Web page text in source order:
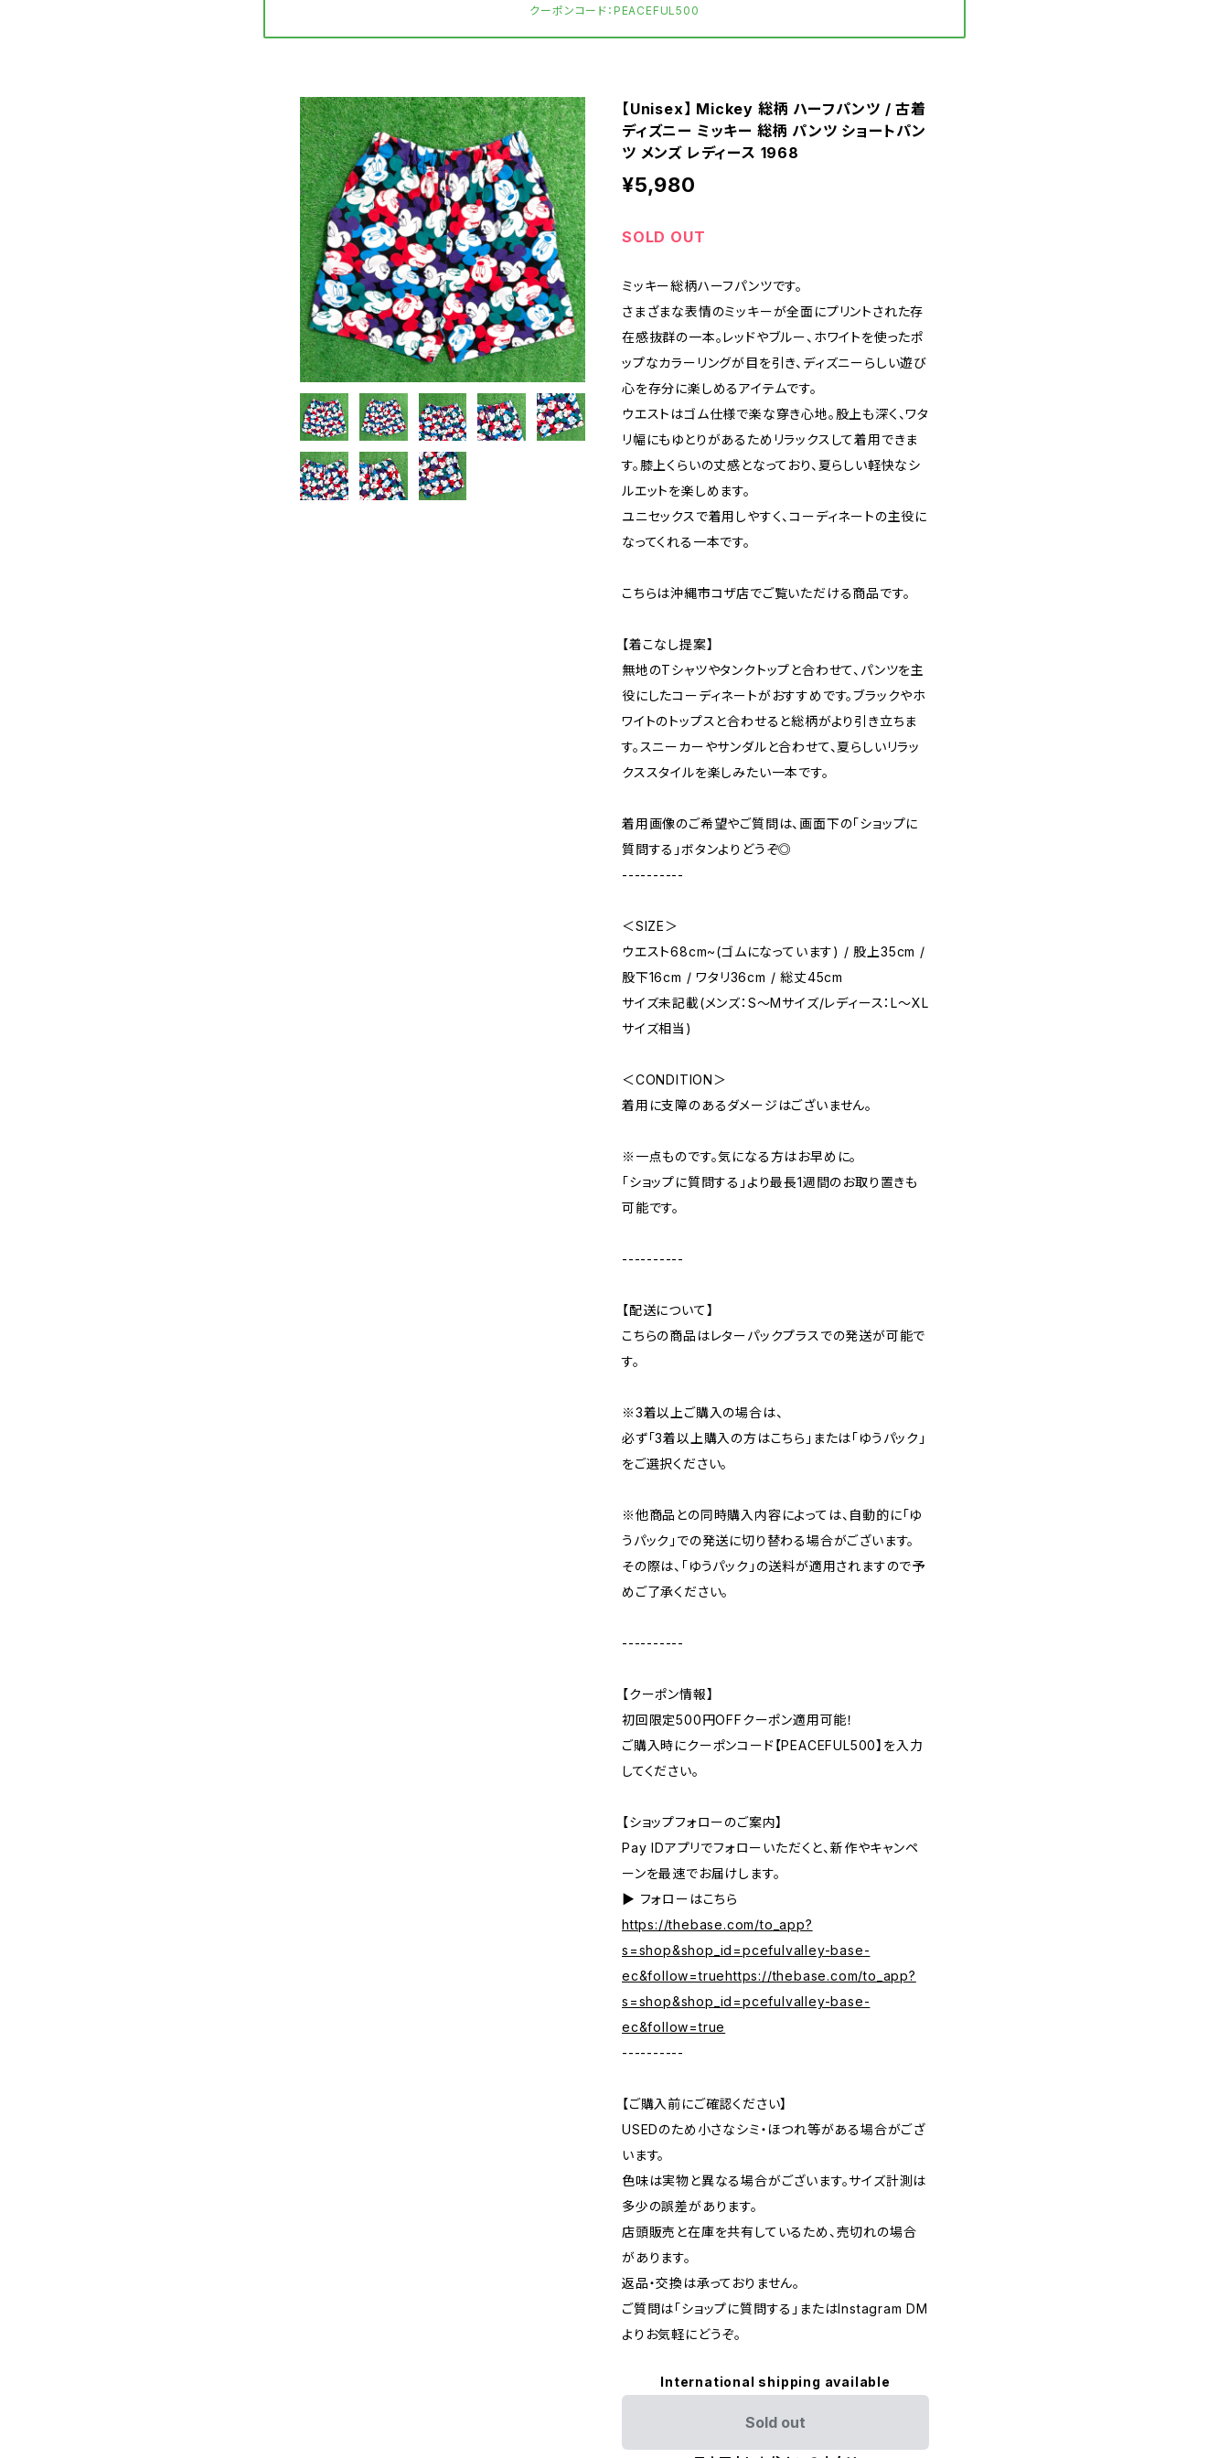
クーポンコード：PEACEFUL500
【Unisex】 Mickey 総柄 ハーフパンツ / 古着
ディズニー ミッキー 総柄 パンツ ショートパン
ツ メンズ レディース 1968
¥5,980
SOLD OUT
ミッキー総柄ハーフパンツです。
さまざまな表情のミッキーが全面にプリントされた存
在感抜群の一本。レッドやブルー、ホワイトを使ったポ
ップなカラーリングが目を引き、ディズニーらしい遊び
心を存分に楽しめるアイテムです。
ウエストはゴム仕様で楽な穿き心地。股上も深く、ワタ
リ幅にもゆとりがあるためリラックスして着用できま
す。膝上くらいの丈感となっており、夏らしい軽快なシ
ルエットを楽しめます。
ユニセックスで着用しやすく、コーディネートの主役に
なってくれる一本です。
こちらは沖縄市コザ店でご覧いただける商品です。
【着こなし提案】
無地のTシャツやタンクトップと合わせて、パンツを主
役にしたコーディネートがおすすめです。ブラックやホ
ワイトのトップスと合わせると総柄がより引き立ちま
す。スニーカーやサンダルと合わせて、夏らしいリラッ
クススタイルを楽しみたい一本です。
着用画像のご希望やご質問は、画面下の「ショップに
質問する」ボタンよりどうぞ◎
----------
＜SIZE＞
ウエスト68cm~(ゴムになっています) / 股上35cm /
股下16cm / ワタリ36cm / 総丈45cm
サイズ未記載(メンズ：S〜Mサイズ/レディース：L〜XL
サイズ相当)
＜CONDITION＞
着用に支障のあるダメージはございません。
※一点ものです。気になる方はお早めに。
「ショップに質問する」より最長1週間のお取り置きも
可能です。
----------
【配送について】
こちらの商品はレターパックプラスでの発送が可能で
す。
※3着以上ご購入の場合は、
必ず「3着以上購入の方はこちら」または「ゆうパック」
をご選択ください。
※他商品との同時購入内容によっては、自動的に「ゆ
うパック」での発送に切り替わる場合がございます。
その際は、「ゆうパック」の送料が適用されますので予
めご了承ください。
----------
【クーポン情報】
初回限定500円OFFクーポン適用可能！
ご購入時にクーポンコード【PEACEFUL500】を入力
してください。
【ショップフォローのご案内】
Pay IDアプリでフォローいただくと、新作やキャンペ
ーンを最速でお届けします。
▶︎ フォローはこちら
https://thebase.com/to_app?
s=shop&shop_id=pcefulvalley-base-
ec&follow=truehttps://thebase.com/to_app?
s=shop&shop_id=pcefulvalley-base-
ec&follow=true
----------
【ご購入前にご確認ください】
USEDのため小さなシミ・ほつれ等がある場合がござ
います。
色味は実物と異なる場合がございます。サイズ計測は
多少の誤差があります。
店頭販売と在庫を共有しているため、売切れの場合
があります。
返品・交換は承っておりません。
ご質問は「ショップに質問する」またはInstagram DM
よりお気軽にどうぞ。
International shipping available
Sold out